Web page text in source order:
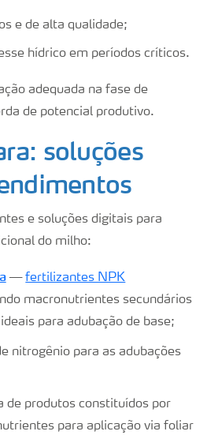
e de alta qualidade;
hídrico em períodos críticos.
adequada na fase de
de potencial produtivo.
soluções
e soluções digitais para
do milho:
— fertilizantes NPK
macronutrientes secundários
para adubação de base;
nitrogênio para as adubações
de produtos constituídos por
para aplicação via foliar